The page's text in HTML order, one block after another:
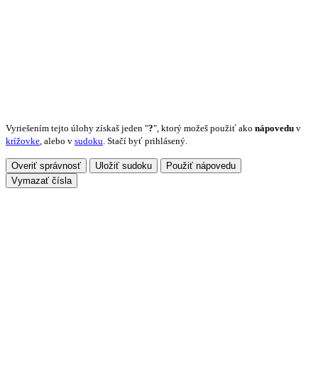
Vyriešením tejto úlohy získaš jeden "?", ktorý možeš použiť ako nápovedu v
krížovke, alebo v sudoku. Stačí byť prihlásený.